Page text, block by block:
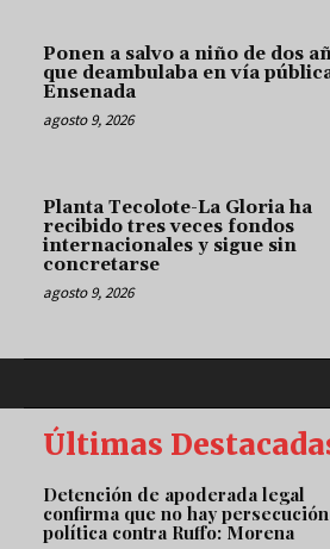
Ponen a salvo a niño de dos
que deambulaba en vía
Ensenada
agosto 9, 2026
Planta Tecolote-La Gloria ha
recibido tres veces fondos
internacionales y sigue sin
concretarse
agosto 9, 2026
Últimas
Detención de apoderada legal
confirma que no hay persecución
política contra Ruffo: Morena